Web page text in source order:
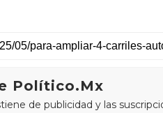
Político.Mx
de publicidad y las